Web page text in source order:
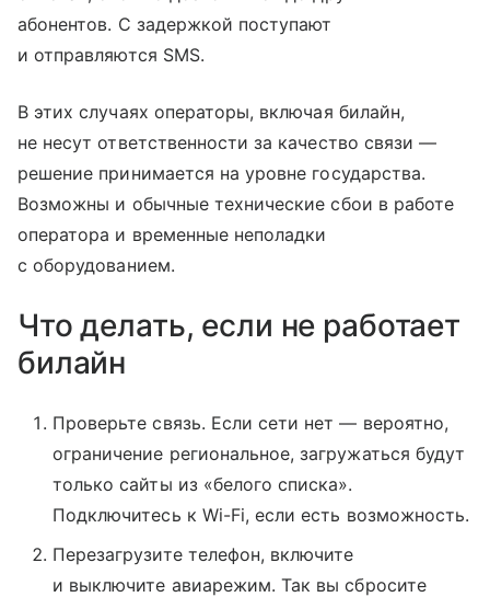
абонентов. С задержкой поступают
и отправляются SMS.
В этих случаях операторы, включая билайн,
не несут ответственности за качество связи —
решение принимается на уровне государства.
Возможны и обычные технические сбои в работе
оператора и временные неполадки
с оборудованием.
Что делать, если не работает
билайн
Проверьте связь. Если сети нет — вероятно,
ограничение региональное, загружаться будут
только сайты из «белого списка».
Подключитесь к Wi-Fi, если есть возможность.
Перезагрузите телефон, включите
и выключите авиарежим. Так вы сбросите